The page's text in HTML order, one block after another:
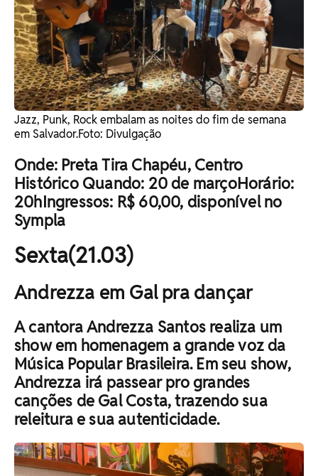
Jazz, Punk, Rock embalam as noites do fim de semana
em Salvador. ​Foto: Divulgação
Onde: Preta Tira Chapéu, Centro
Histórico Quando: 20 de marçoHorário:
20hIngressos: R$ 60,00, disponível no
Sympla
Sexta(21.03)
Andrezza em Gal pra dançar
A cantora Andrezza Santos realiza um
show em homenagem a grande voz da
Música Popular Brasileira. Em seu show,
Andrezza irá passear pro grandes
canções de Gal Costa, trazendo sua
releitura e sua autenticidade.